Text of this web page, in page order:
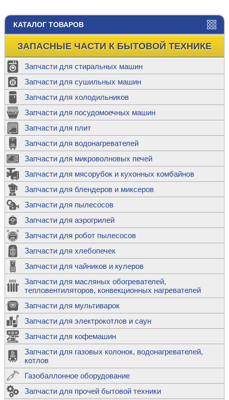
КАТАЛОГ ТОВАРОВ
ЗАПАСНЫЕ ЧАСТИ К БЫТОВОЙ ТЕХНИКЕ
Запчасти для стиральных машин
Запчасти для сушильных машин
Запчасти для холодильников
Запчасти для посудомоечных машин
Запчасти для плит
Запчасти для водонагревателей
Запчасти для микроволновых печей
Запчасти для мясорубок и кухонных комбайнов
Запчасти для блендеров и миксеров
Запчасти для пылесосов
Запчасти для аэрогрилей
Запчасти для робот пылесосов
Запчасти для хлебопечек
Запчасти для чайников и кулеров
Запчасти для масляных обогревателей,
тепловентиляторов, конвекционных нагревателей
Запчасти для мультиварок
Запчасти для электрокотлов и саун
Запчасти для кофемашин
Запчасти для газовых колонок, водонагревателей,
котлов
Газобаллонное оборудование
Запчасти для прочей бытовой техники